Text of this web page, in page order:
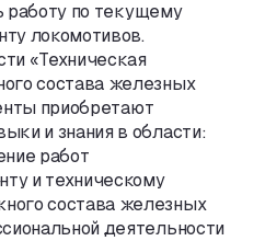
работу по текущему
локомотивов.
«Техническая
состава железных
приобретают
и знания в области:
работ
и техническому
состава железных
деятельности